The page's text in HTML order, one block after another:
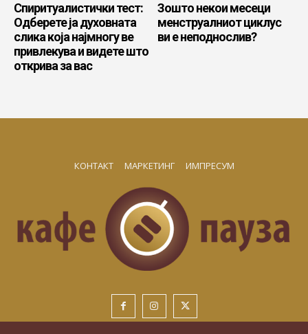
Спиритуалистички тест:
Одберете ја духовната
слика која најмногу ве
привлекува и видете што
открива за вас
Зошто некои месеци
менструалниот циклус
ви е неподнослив?
КОНТАКТ МАРКЕТИНГ ИМПРЕСУМ